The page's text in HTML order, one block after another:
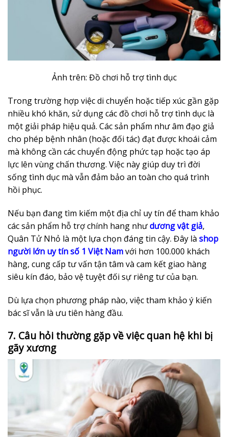
Ảnh trên: Đồ chơi hỗ trợ tình dục
Trong trường hợp việc di chuyển hoặc tiếp xúc gần gặp
nhiều khó khăn, sử dụng các đồ chơi hỗ trợ tình dục là
một giải pháp hiệu quả. Các sản phẩm như âm đạo giả
cho phép bệnh nhân (hoặc đối tác) đạt được khoái cảm
mà không cần các chuyển động phức tạp hoặc tạo áp
lực lên vùng chấn thương. Việc này giúp duy trì đời
sống tình dục mà vẫn đảm bảo an toàn cho quá trình
hồi phục.
Nếu bạn đang tìm kiếm một địa chỉ uy tín để tham khảo
các sản phẩm hỗ trợ chính hang nhưdương vật giả,
Quân Tử Nhỏ là một lựa chọn đáng tin cậy. Đây là shop
người lớn uy tín số 1 Việt Namvới hơn 100.000 khách
hàng, cung cấp tư vấn tận tâm và cam kết giao hàng
siêu kín đáo, bảo vệ tuyệt đối sự riêng tư của bạn.
Dù lựa chọn phương pháp nào, việc tham khảo ý kiến
bác sĩ vẫn là ưu tiên hàng đầu.
7. Câu hỏi thường gặp về việc quan hệ khi bị
gãy xương